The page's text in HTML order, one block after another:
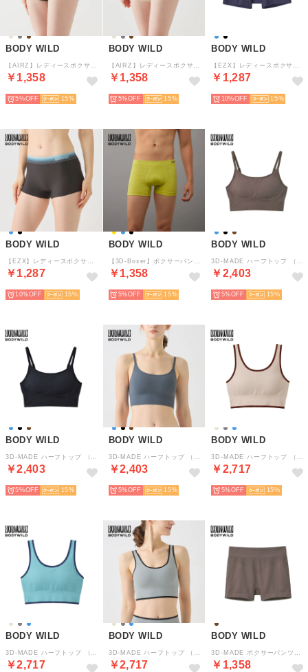
BODY WILD
￥1,358
5% 15
BODY WILD
￥1,358
5% 15
BODY WILD
￥1,287
10% 15
BODY WILD
￥1,287
10% 15
BODY WILD
￥1,358
5% 15
BODY WILD
￥2,403
5% 15
BODY WILD
￥2,403
5% 15
BODY WILD
￥2,403
5% 15
BODY WILD
￥2,717
5% 15
BODY WILD
￥2,717
BODY WILD
￥2,717
BODY WILD
￥1,358